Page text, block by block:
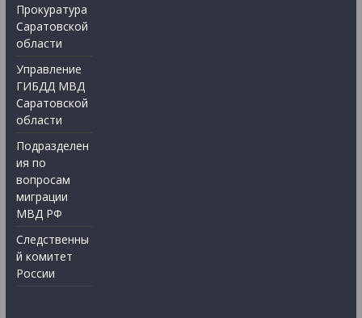
Прокуратура
Саратовской
области
Управление
ГИБДД МВД
Саратовской
области
Подразделен
ия по
вопросам
миграции
МВД РФ
Следственны
й комитет
России